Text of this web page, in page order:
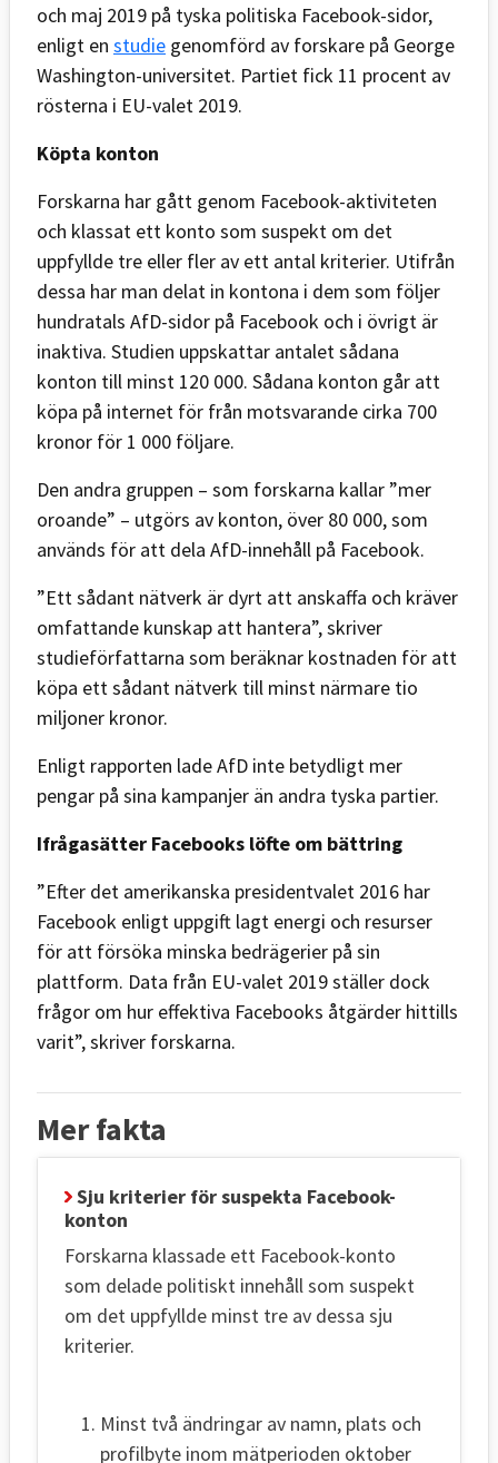
och maj 2019 på tyska politiska Facebook-sidor,
enligt en studie genomförd av forskare på George
Washington-universitet. Partiet fick 11 procent av
rösterna i EU-valet 2019.
Köpta konton
Forskarna har gått genom Facebook-aktiviteten
och klassat ett konto som suspekt om det
uppfyllde tre eller fler av ett antal kriterier. Utifrån
dessa har man delat in kontona i dem som följer
hundratals AfD-sidor på Facebook och i övrigt är
inaktiva. Studien uppskattar antalet sådana
konton till minst 120 000. Sådana konton går att
köpa på internet för från motsvarande cirka 700
kronor för 1 000 följare.
Den andra gruppen – som forskarna kallar ”mer
oroande” – utgörs av konton, över 80 000, som
används för att dela AfD-innehåll på Facebook.
”Ett sådant nätverk är dyrt att anskaffa och kräver
omfattande kunskap att hantera”, skriver
studieförfattarna som beräknar kostnaden för att
köpa ett sådant nätverk till minst närmare tio
miljoner kronor.
Enligt rapporten lade AfD inte betydligt mer
pengar på sina kampanjer än andra tyska partier.
Ifrågasätter Facebooks löfte om bättring
”Efter det amerikanska presidentvalet 2016 har
Facebook enligt uppgift lagt energi och resurser
för att försöka minska bedrägerier på sin
plattform. Data från EU-valet 2019 ställer dock
frågor om hur effektiva Facebooks åtgärder hittills
varit”, skriver forskarna.
Mer fakta
Sju kriterier för suspekta Facebook-
konton
Forskarna klassade ett Facebook-konto
som delade politiskt innehåll som suspekt
om det uppfyllde minst tre av dessa sju
kriterier.
Minst två ändringar av namn, plats och
profilbyte inom mätperioden oktober